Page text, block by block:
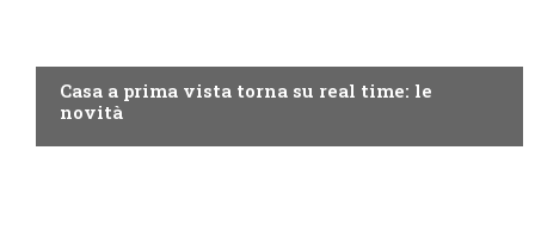
Casa a prima vista torna su real time: le
novità